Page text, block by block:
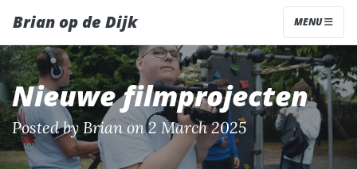
Brian op de Dijk MENU
Nieuwe filmprojecten
Posted by Brianon 2 March 2025